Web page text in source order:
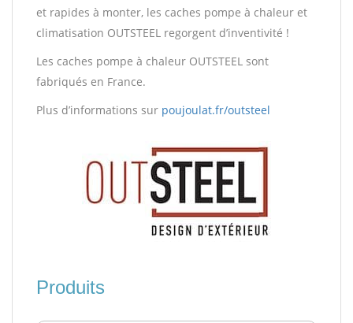
et rapides à monter, les caches pompe à chaleur et
climatisation OUTSTEEL regorgent d’inventivité !
Les caches pompe à chaleur OUTSTEEL sont
fabriqués en France.
Plus d’informations sur poujoulat.fr/outsteel
Produits